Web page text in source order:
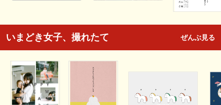
いまどき女子、撮れたて ぜんぶ見る